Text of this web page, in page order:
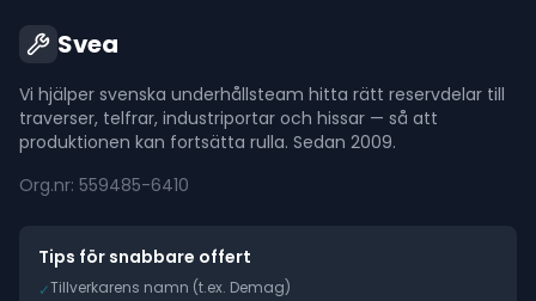
Svea
Vi hjälper svenska underhållsteam hitta rätt reservdelar till
traverser, telfrar, industriportar och hissar — så att
produktionen kan fortsätta rulla. Sedan 2009.
Org.nr: 559485-6410
Tips för snabbare offert
✓Tillverkarens namn (t.ex. Demag)